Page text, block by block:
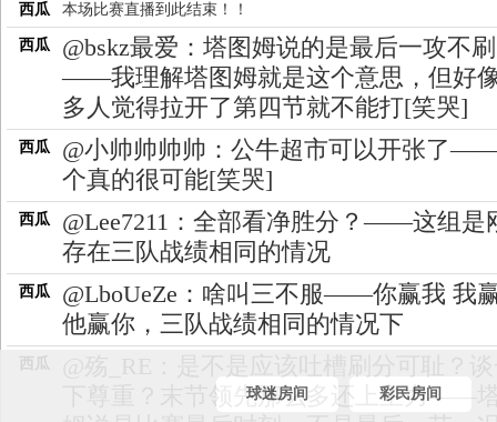
西瓜 本场比赛直播到此结束！！
西瓜
@bskz最爱：塔图姆说的是最后一攻不刷
——我理解塔图姆就是这个意思，但好
多人觉得拉开了第四节就不能打[笑哭]
西瓜
@小帅帅帅帅：公牛超市可以开张了
个真的很可能[笑哭]
西瓜
@Lee7211：全部看净胜分？——这组是
存在三队战绩相同的情况
西瓜
@LboUeZe：啥叫三不服——你赢我 我
他赢你，三队战绩相同的情况下
西瓜
下尊重？末节领先那么多还上主力——
球迷房间 彩民房间